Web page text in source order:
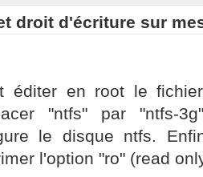
droit d'écriture sur
éditer en root le
"ntfs" par "ntfs-
le disque ntfs.
l'option "ro" (read